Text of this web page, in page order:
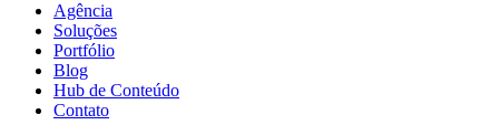
Agência
Soluções
Portfólio
Blog
Hub de Conteúdo
Contato